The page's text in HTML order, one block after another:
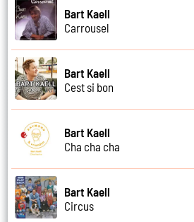
Bart Kaell
Carrousel
Bart Kaell
Cest si bon
Bart Kaell
Cha cha cha
Bart Kaell
Circus